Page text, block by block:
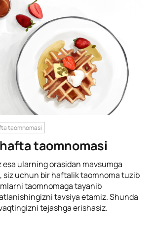
taomnomasi
taomnomasi
esa ularning orasidan mavsumga
siz uchun bir haftalik taomnoma tuzib
taomnomaga tayanib
tavsiya etamiz. Shunda
tejashga erishasiz.